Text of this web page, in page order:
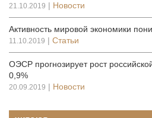
21.10.2019 | Новости
Активность мировой экономики
11.10.2019 | Статьи
ОЭСР прогнозирует рост
0,9%
20.09.2019 | Новости